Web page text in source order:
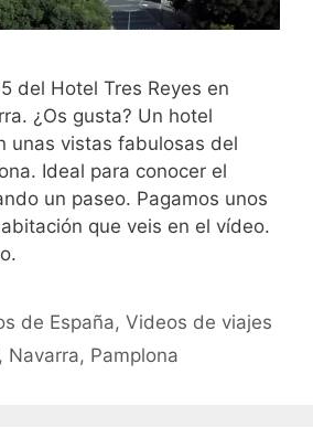
del Hotel Tres Reyes en
¿Os gusta? Un hotel
unas vistas fabulosas del
Ideal para conocer el
un paseo. Pagamos unos
que veis en el vídeo.
de España,Videos de viajes
, Navarra, Pamplona